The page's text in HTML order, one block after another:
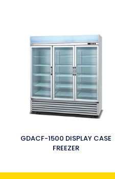
GDACF-1500 DISPLAY CASE
FREEZER